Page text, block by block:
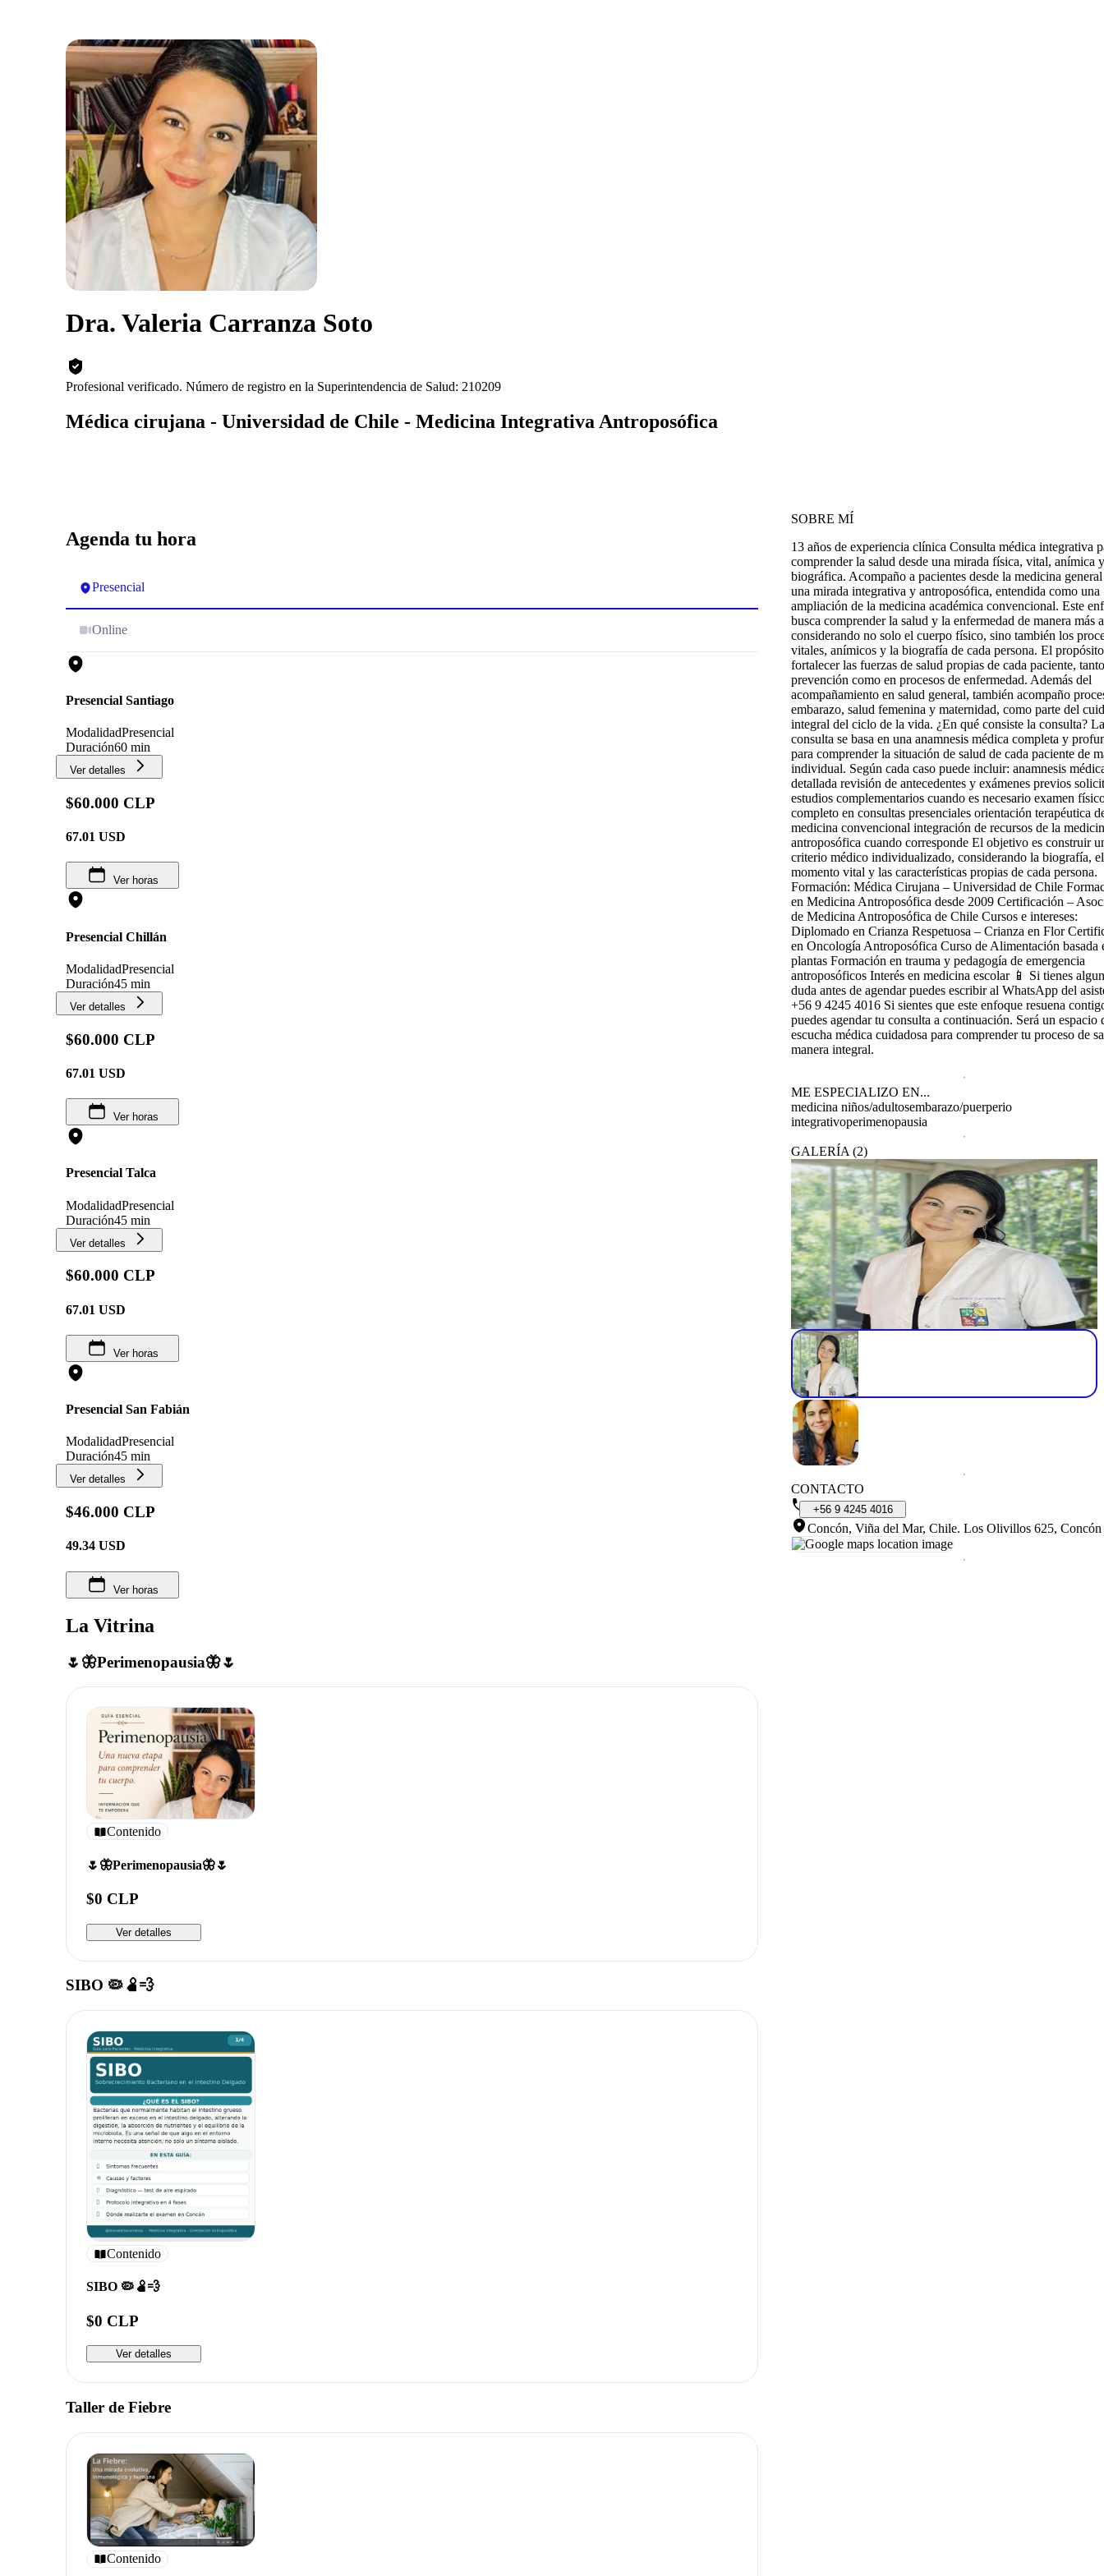
Dra. Valeria Carranza Soto
Profesional verificado. Número de registro en la Superintendencia de Salud: 210209
Médica cirujana - Universidad de Chile - Medicina Integrativa Antroposófica
Agenda tu hora
Presencial
Online
Presencial Santiago
ModalidadPresencial
Duración60 min
Ver detalles
$60.000 CLP
67.01 USD
Ver horas
Presencial Chillán
ModalidadPresencial
Duración45 min
Ver detalles
$60.000 CLP
67.01 USD
Ver horas
Presencial Talca
ModalidadPresencial
Duración45 min
Ver detalles
$60.000 CLP
67.01 USD
Ver horas
Presencial San Fabián
ModalidadPresencial
Duración45 min
Ver detalles
$46.000 CLP
49.34 USD
Ver horas
La Vitrina
🌷🦋Perimenopausia🦋🌷
Contenido
🌷🦋Perimenopausia🦋🌷
$0 CLP
Ver detalles
SIBO 🦠🫄💨
Contenido
SIBO 🦠🫄💨
$0 CLP
Ver detalles
Taller de Fiebre
Contenido
SOBRE MÍ
13 años de experiencia clínica Consulta médica integrativa
comprender la salud desde una mirada física, vital, anímica y
biográfica. Acompaño a pacientes desde la medicina
una mirada integrativa y antroposófica, entendida como una
ampliación de la medicina académica convencional. Este
busca comprender la salud y la enfermedad de manera más
considerando no solo el cuerpo físico, sino también los
vitales, anímicos y la biografía de cada persona. El
fortalecer las fuerzas de salud propias de cada paciente,
prevención como en procesos de enfermedad. Además del
acompañamiento en salud general, también acompaño
embarazo, salud femenina y maternidad, como parte del
integral del ciclo de la vida. ¿En qué consiste la consulta? La
consulta se basa en una anamnesis médica completa y
para comprender la situación de salud de cada paciente de
individual. Según cada caso puede incluir: anamnesis
detallada revisión de antecedentes y exámenes previos
estudios complementarios cuando es necesario examen
completo en consultas presenciales orientación terapéutica
medicina convencional integración de recursos de la
antroposófica cuando corresponde El objetivo es construir
criterio médico individualizado, considerando la biografía, el
momento vital y las características propias de cada persona.
Formación: Médica Cirujana – Universidad de Chile
en Medicina Antroposófica desde 2009 Certificación –
de Medicina Antroposófica de Chile Cursos e intereses:
Diplomado en Crianza Respetuosa – Crianza en Flor
en Oncología Antroposófica Curso de Alimentación basada
plantas Formación en trauma y pedagogía de emergencia
antroposóficos Interés en medicina escolar 📱 Si tienes
duda antes de agendar puedes escribir al WhatsApp del
+56 9 4245 4016 Si sientes que este enfoque resuena
puedes agendar tu consulta a continuación. Será un espacio
escucha médica cuidadosa para comprender tu proceso de
manera integral.
ME ESPECIALIZO EN...
medicina niños/adultosembarazo/puerperio
integrativoperimenopausia
GALERÍA (2)
CONTACTO
+56 9 4245 4016
Concón, Viña del Mar, Chile. Los Olivillos 625, Concón